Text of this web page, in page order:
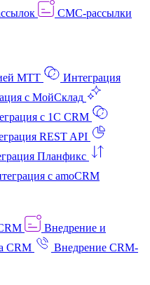
СМС-рассылки
МТТ
Интеграция
с МойСклад
с 1C CRM
REST API
Планфикс
с amoCRM
Внедрение и
CRM
Внедрение CRM-